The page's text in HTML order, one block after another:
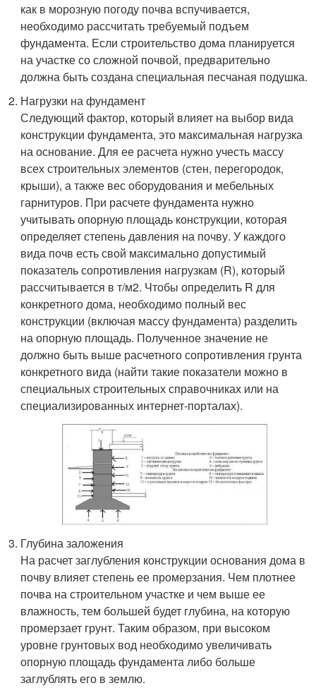
как в морозную погоду почва вспучивается,
необходимо рассчитать требуемый подъем
фундамента. Если строительство дома планируется
на участке со сложной почвой, предварительно
должна быть создана специальная песчаная подушка.
Нагрузки на фундамент
Следующий фактор, который влияет на выбор вида
конструкции фундамента, это максимальная нагрузка
на основание. Для ее расчета нужно учесть массу
всех строительных элементов (стен, перегородок,
крыши), а также вес оборудования и мебельных
гарнитуров. При расчете фундамента нужно
учитывать опорную площадь конструкции, которая
определяет степень давления на почву. У каждого
вида почв есть свой максимально допустимый
показатель сопротивления нагрузкам (R), который
рассчитывается в т/м2. Чтобы определить R для
конкретного дома, необходимо полный вес
конструкции (включая массу фундамента) разделить
на опорную площадь. Полученное значение не
должно быть выше расчетного сопротивления грунта
конкретного вида (найти такие показатели можно в
специальных строительных справочниках или на
специализированных интернет-порталах).
Глубина заложения
На расчет заглубления конструкции основания дома в
почву влияет степень ее промерзания. Чем плотнее
почва на строительном участке и чем выше ее
влажность, тем большей будет глубина, на которую
промерзает грунт. Таким образом, при высоком
уровне грунтовых вод необходимо увеличивать
опорную площадь фундамента либо больше
заглублять его в землю.